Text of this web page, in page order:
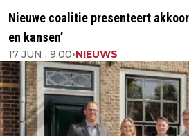
Nieuwe coalitie presenteert
en kansen’
17 JUN , 9:00•NIEUWS